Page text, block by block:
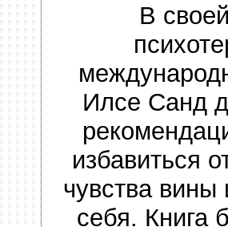
В
Илсе Санд
избавиться
чувства вины
себя. Книга